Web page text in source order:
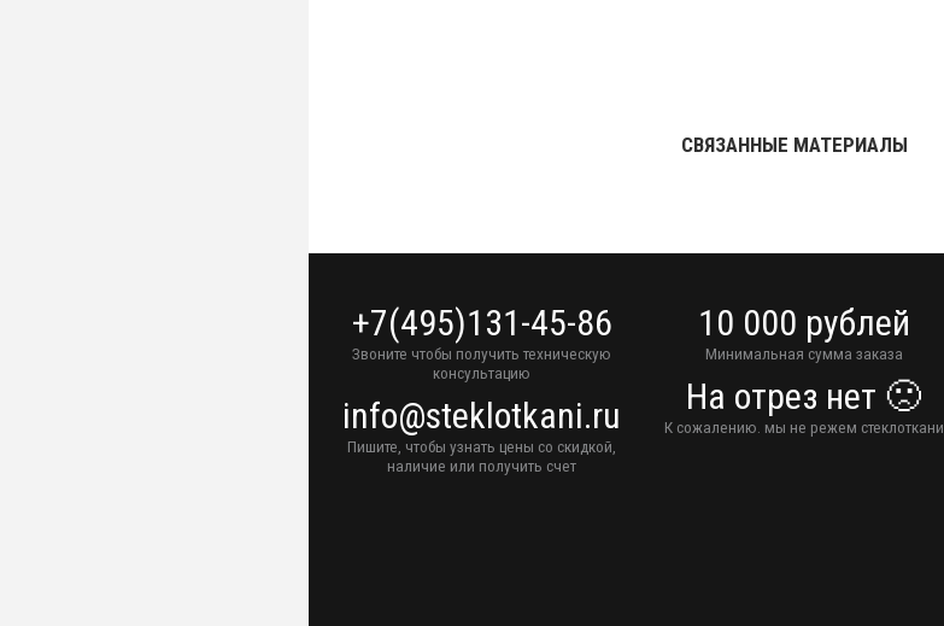
СВЯЗАННЫЕ МАТЕРИАЛЫ
+7(495)131-45-86
Звоните чтобы получить техническую
консультацию
info@steklotkani.ru
Пишите, чтобы узнать цены со скидкой,
наличие или получить счет
10 000 рублей
Минимальная сумма заказа
На отрез нет 🙁
К сожалению. мы не режем стеклоткани